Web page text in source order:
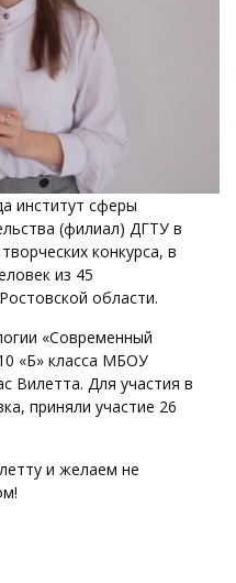
институт сферы
(филиал) ДГТУ в
конкурса, в
из 45
области.
«Современный
«Б» класса МБОУ
Вилетта. Для участия в
приняли участие 26
и желаем не